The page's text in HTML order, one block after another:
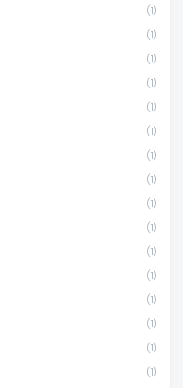
(1)
(1)
(1)
(1)
(1)
(1)
(1)
(1)
(1)
(1)
(1)
(1)
(1)
(1)
(1)
(1)